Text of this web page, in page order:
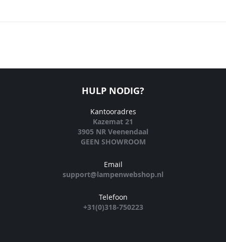
HULP NODIG?
Kantooradres
Kazemat 21
3905 NR Veenendaal
GEEN SHOWROOM
Email
support@lampenwebshop.nl
Telefoon
+31(0)318-750223